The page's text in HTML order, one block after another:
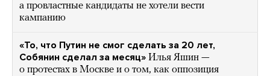
а провластные кандидаты не хотели вести
кампанию
«То, что Путин не смог сделать за 20 лет,
Собянин сделал за месяц» Илья Яшин —
о протестах в Москве и о том, как оппозиция